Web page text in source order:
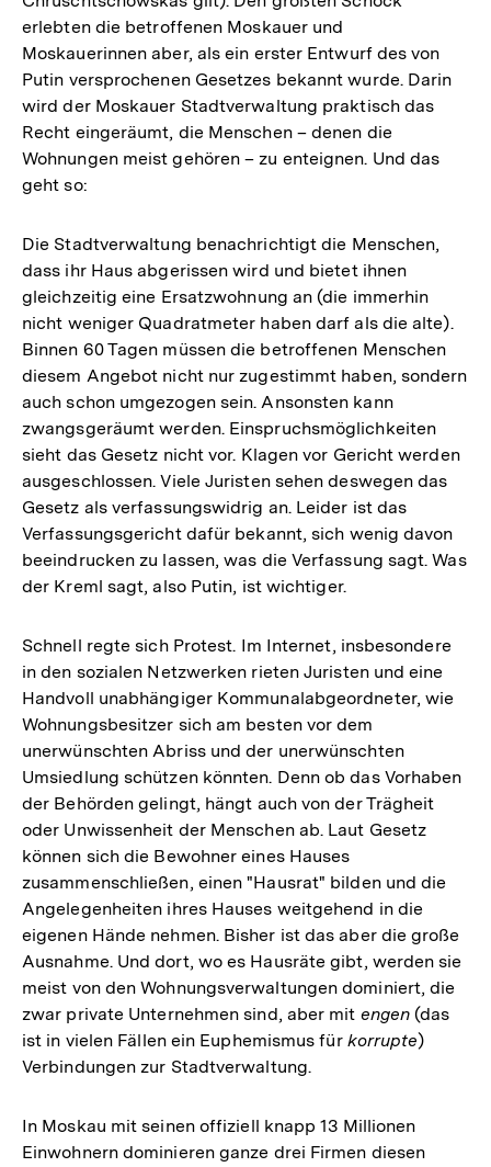
erlebten die betroffenen Moskauer und
Moskauerinnen aber, als ein erster Entwurf des von
Putin versprochenen Gesetzes bekannt wurde. Darin
wird der Moskauer Stadtverwaltung praktisch das
Recht eingeräumt, die Menschen – denen die
Wohnungen meist gehören – zu enteignen. Und das
geht so:
Die Stadtverwaltung benachrichtigt die Menschen,
dass ihr Haus abgerissen wird und bietet ihnen
gleichzeitig eine Ersatzwohnung an (die immerhin
nicht weniger Quadratmeter haben darf als die alte).
Binnen 60 Tagen müssen die betroffenen Menschen
diesem Angebot nicht nur zugestimmt haben, sondern
auch schon umgezogen sein. Ansonsten kann
zwangsgeräumt werden. Einspruchsmöglichkeiten
sieht das Gesetz nicht vor. Klagen vor Gericht werden
ausgeschlossen. Viele Juristen sehen deswegen das
Gesetz als verfassungswidrig an. Leider ist das
Verfassungsgericht dafür bekannt, sich wenig davon
beeindrucken zu lassen, was die Verfassung sagt. Was
der Kreml sagt, also Putin, ist wichtiger.
Schnell regte sich Protest. Im Internet, insbesondere
in den sozialen Netzwerken rieten Juristen und eine
Handvoll unabhängiger Kommunalabgeordneter, wie
Wohnungsbesitzer sich am besten vor dem
unerwünschten Abriss und der unerwünschten
Umsiedlung schützen könnten. Denn ob das Vorhaben
der Behörden gelingt, hängt auch von der Trägheit
oder Unwissenheit der Menschen ab. Laut Gesetz
können sich die Bewohner eines Hauses
zusammenschließen, einen "Hausrat" bilden und die
Angelegenheiten ihres Hauses weitgehend in die
eigenen Hände nehmen. Bisher ist das aber die große
Ausnahme. Und dort, wo es Hausräte gibt, werden sie
meist von den Wohnungsverwaltungen dominiert, die
zwar private Unternehmen sind, aber mit engen (das
ist in vielen Fällen ein Euphemismus für korrupte)
Verbindungen zur Stadtverwaltung.
In Moskau mit seinen offiziell knapp 13 Millionen
Einwohnern dominieren ganze drei Firmen diesen